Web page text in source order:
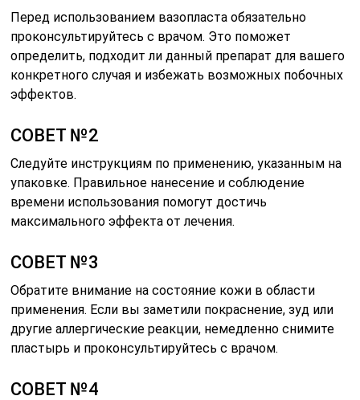
Перед использованием вазопласта обязательно
проконсультируйтесь с врачом. Это поможет
определить, подходит ли данный препарат для вашего
конкретного случая и избежать возможных побочных
эффектов.
СОВЕТ №2
Следуйте инструкциям по применению, указанным на
упаковке. Правильное нанесение и соблюдение
времени использования помогут достичь
максимального эффекта от лечения.
СОВЕТ №3
Обратите внимание на состояние кожи в области
применения. Если вы заметили покраснение, зуд или
другие аллергические реакции, немедленно снимите
пластырь и проконсультируйтесь с врачом.
СОВЕТ №4